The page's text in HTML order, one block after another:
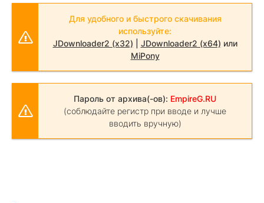
Для удобного и быстрого скачивания
используйте:
JDownloader2 (x32)
JDownloader2 (x64) или
MiPony
Пароль от архива(-ов): EmpireG.RU
(соблюдайте регистр при вводе и лучше
вводить вручную)